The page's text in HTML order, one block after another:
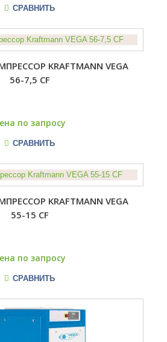
СРАВНИТЬ
KRAFTMANN VEGA
56-7,5 CF
по запросу
СРАВНИТЬ
KRAFTMANN VEGA
55-15 CF
по запросу
СРАВНИТЬ